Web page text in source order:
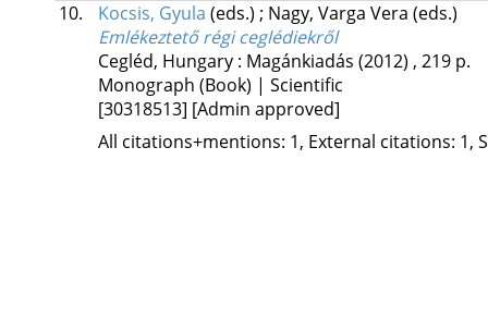
10.
Kocsis, Gyula (eds.) ; Nagy, Varga Vera (eds.)
Emlékeztető régi ceglédiekről
Cegléd, Hungary : Magánkiadás (2012) , 219 p.
Monograph (Book) | Scientific
[30318513] [Admin approved]
All citations+mentions: 1, External citations: 1,